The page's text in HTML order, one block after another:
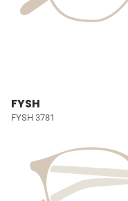
FYSH
FYSH 3781